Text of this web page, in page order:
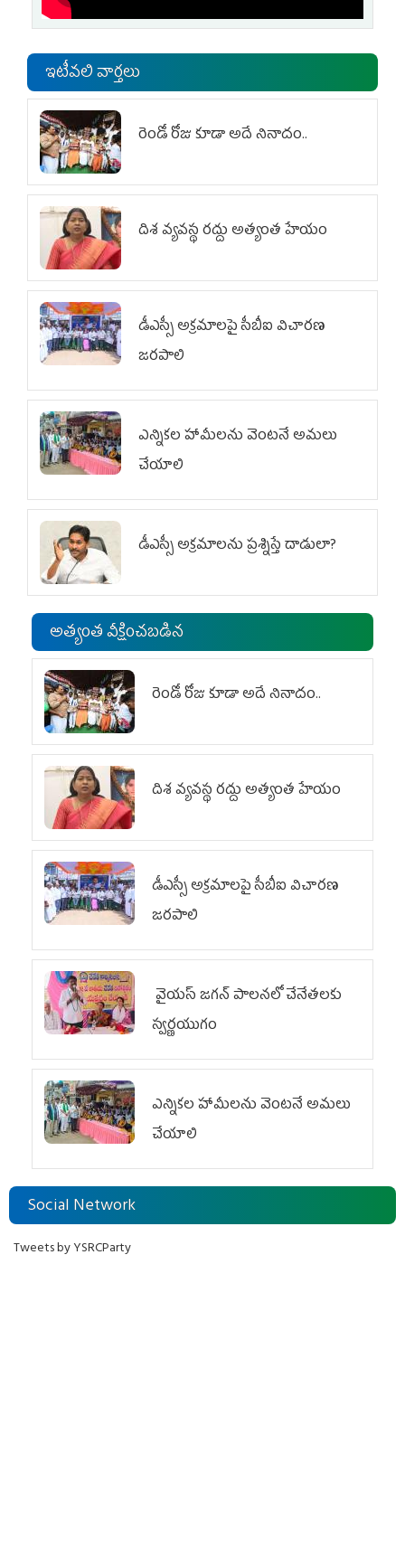
ఇటీవలి వార్తలు
రెండో రోజు కూడా అదే నినాదం..
దిశ వ్యవస్థ రద్దు అత్యంత హేయం
డీఎస్సీ అక్రమాలపై సీబీఐ విచారణ
జరపాలి
ఎన్నికల హామీలను వెంటనే అమలు
చేయాలి
డీఎస్సీ అక్రమాలను ప్రశ్నిస్తే దాడులా?
అత్యంత వీక్షించబడిన
రెండో రోజు కూడా అదే నినాదం..
దిశ వ్యవస్థ రద్దు అత్యంత హేయం
డీఎస్సీ అక్రమాలపై సీబీఐ విచారణ
జరపాలి
వైయ‌స్ జగన్ పాలనలో చేనేతలకు
స్వర్ణయుగం
ఎన్నికల హామీలను వెంటనే అమలు
చేయాలి
Social Network
Tweets by YSRCParty